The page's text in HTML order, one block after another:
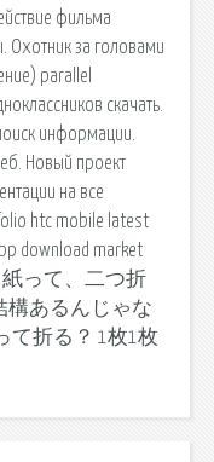
фильма
Охотник за головами
parallel
скачать.
информации.
Новый проект
на все
htc mobile latest
download market
紙って、二つ折
構あるんじゃな
て折る？ 1枚1枚